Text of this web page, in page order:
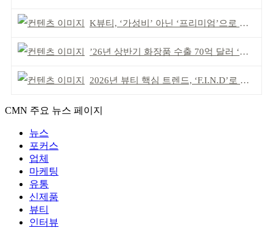
K뷰티, ‘가성비’ 아닌 ‘프리미엄’으로 승부걸어야
’26년 상반기 화장품 수출 70억 달러 ‘역대 최고’
2026년 뷰티 핵심 트렌드, ‘F.I.N.D’로 읽는다
CMN 주요 뉴스 페이지
뉴스
포커스
업체
마케팅
유통
신제품
뷰티
인터뷰